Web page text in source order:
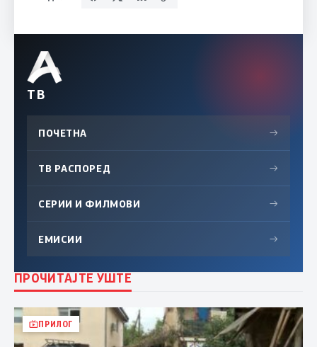
ТВ
ПОЧЕТНА →
ТВ РАСПОРЕД →
СЕРИИ И ФИЛМОВИ →
ЕМИСИИ →
ПРОЧИТАЈТЕ УШТЕ
ПРИЛОГ